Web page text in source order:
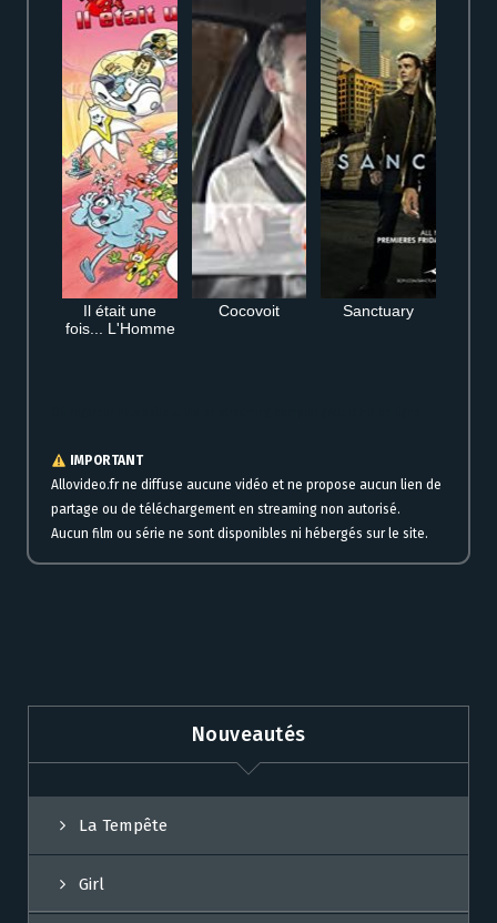
Il était une
fois... L'Homme
Cocovoit Sanctuary
IMPORTANT
Allovideo.fr ne diffuse aucune vidéo et ne propose aucun lien de
partage ou de téléchargement en streaming non autorisé.
Aucun film ou série ne sont disponibles ni hébergés sur le site.
Nouveautés
La Tempête
Girl